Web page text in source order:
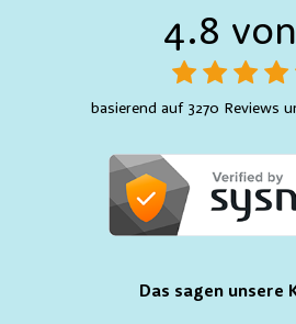
4.8
basierend auf 3270 Reviews
Das sagen unsere